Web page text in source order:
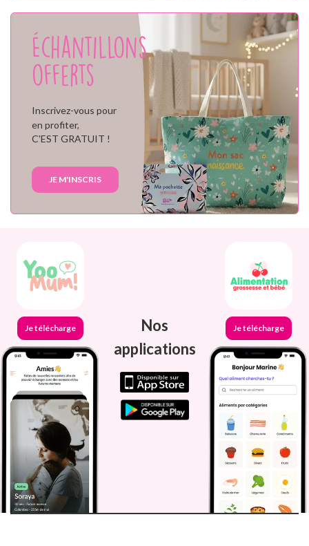
Échantillons
offerts
Inscrivez-vous pour
en profiter,
C'EST GRATUIT !
JE M'INSCRIS
Je télécharge
Nos
applications
Je télécharge